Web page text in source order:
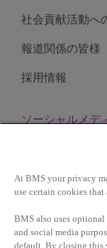
社会貢献活動へ
報道関係の皆様
採用情報
ソーシャルメデ
サイト利用条件
プライバシーポ
At BMS your privacy
use certain cookies
BMS also uses
and social media
default. By closing this